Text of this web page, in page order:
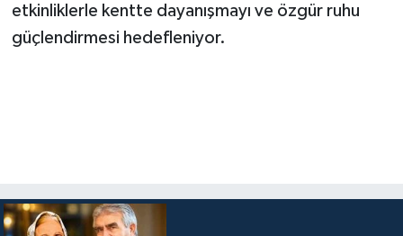
etkinliklerle kentte dayanışmayı ve özgür ruhu
güçlendirmesi hedefleniyor.